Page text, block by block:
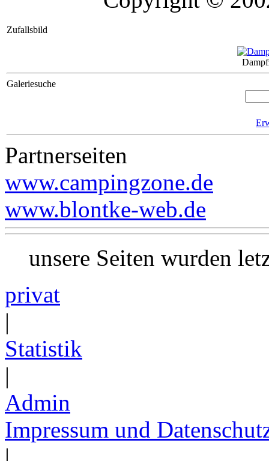
Zufallsbild
Galeriesuche
Partnerseiten
www.campingzone.de
www.blontke-web.de
unsere Seiten wurden
privat
|
Statistik
|
Admin
Impressum und